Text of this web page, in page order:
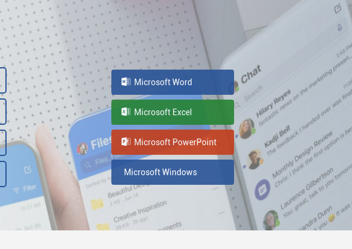
Microsoft Word
Microsoft Excel
Microsoft PowerPoint
Microsoft Windows